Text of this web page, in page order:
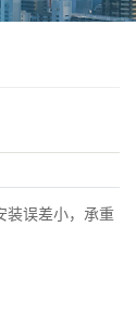
装误差小，承重